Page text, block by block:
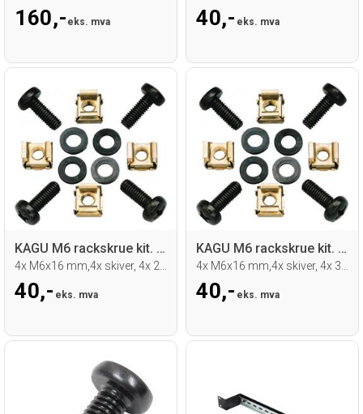
160,- eks. mva 40,- eks. mva
KAGU M6 rackskrue kit. 2mm nut
40,- eks. mva
KAGU M6 rackskrue kit. 3mm nut
40,- eks. mva